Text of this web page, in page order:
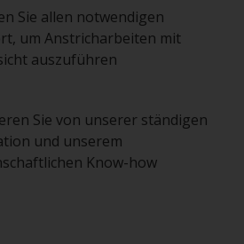
Sie allen notwendigen
um Anstricharbeiten mit
auszuführen
Sie von unserer ständigen
und unserem
Know-how